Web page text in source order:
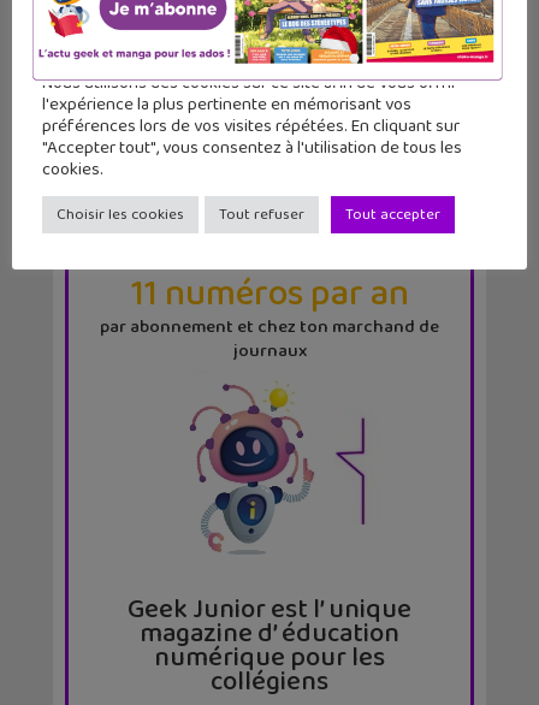
LE MAGGEEK JUNIOR
11 numéros par an
par abonnement et chez ton marchand de
journaux
Geek Junior est l’ unique
magazine d’ éducation
numérique pour les
collégiens
Nous utilisons des cookies sur ce site afin de vous offrir
l'expérience la plus pertinente en mémorisant vos
préférences lors de vos visites répétées. En cliquant sur
"Accepter tout", vous consentez à l'utilisation de tous les
cookies.
Choisir les cookies Tout refuser Tout accepter